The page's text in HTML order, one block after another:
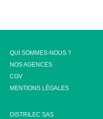
QUI SOMMES-NOUS ?
NOS AGENCES
CGV
MENTIONS LÉGALES
DISTRILEC SAS